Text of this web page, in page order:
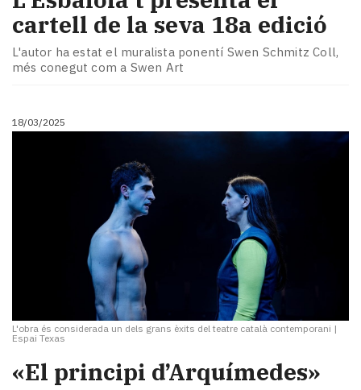
cartell de la seva 18a edició
L'autor ha estat el muralista ponentí Swen Schmitz Coll,
més conegut com a Swen Art
18/03/2025
L'obra és considerada un dels grans èxits del teatre català contemporani |
Espai Texas
«El principi d’Arquímedes»